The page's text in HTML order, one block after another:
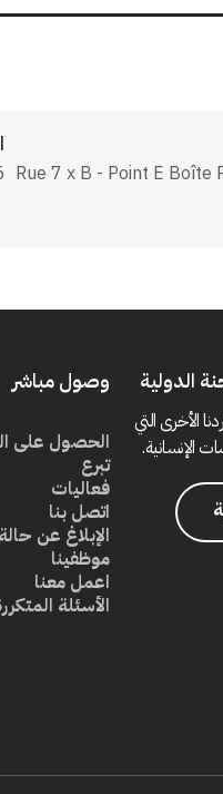
Rue 7 x B - Point E Boîte
الدولية
الأخرى التي
الإنسانية.
وصول مباشر
الحصول على
تبرع
فعاليات
اتصل بنا
الإبلاغ عن
موظفينا
اعمل معنا
الأسئلة